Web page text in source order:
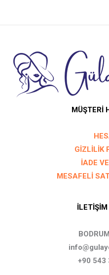
MÜŞTERİ
GİZLİLİK
İADE
MESAFELİ
+90 543